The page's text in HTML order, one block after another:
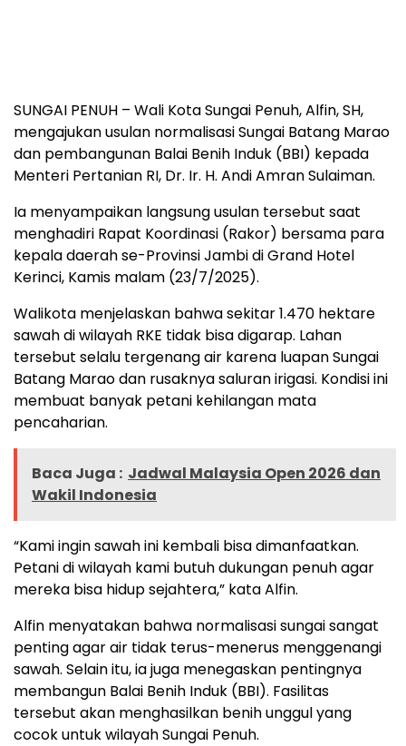
SUNGAI PENUH – Wali Kota Sungai Penuh, Alfin, SH,
mengajukan usulan normalisasi Sungai Batang Marao
dan pembangunan Balai Benih Induk (BBI) kepada
Menteri Pertanian RI, Dr. Ir. H. Andi Amran Sulaiman.
Ia menyampaikan langsung usulan tersebut saat
menghadiri Rapat Koordinasi (Rakor) bersama para
kepala daerah se-Provinsi Jambi di Grand Hotel
Kerinci, Kamis malam (23/7/2025).
Walikota menjelaskan bahwa sekitar 1.470 hektare
sawah di wilayah RKE tidak bisa digarap. Lahan
tersebut selalu tergenang air karena luapan Sungai
Batang Marao dan rusaknya saluran irigasi. Kondisi ini
membuat banyak petani kehilangan mata
pencaharian.
Baca Juga : Jadwal Malaysia Open 2026 dan
Wakil Indonesia
“Kami ingin sawah ini kembali bisa dimanfaatkan.
Petani di wilayah kami butuh dukungan penuh agar
mereka bisa hidup sejahtera,” kata Alfin.
Alfin menyatakan bahwa normalisasi sungai sangat
penting agar air tidak terus-menerus menggenangi
sawah. Selain itu, ia juga menegaskan pentingnya
membangun Balai Benih Induk (BBI). Fasilitas
tersebut akan menghasilkan benih unggul yang
cocok untuk wilayah Sungai Penuh.